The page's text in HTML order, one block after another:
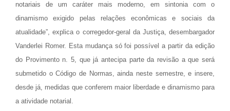
notariais de um caráter mais moderno, em sintonia com o
dinamismo exigido pelas relações econômicas e sociais da
atualidade”, explica o corregedor-geral da Justiça, desembargador
Vanderlei Romer. Esta mudança só foi possível a partir da edição
do Provimento n. 5, que já antecipa parte da revisão a que será
submetido o Código de Normas, ainda neste semestre, e insere,
desde já, medidas que conferem maior liberdade e dinamismo para
a atividade notarial.